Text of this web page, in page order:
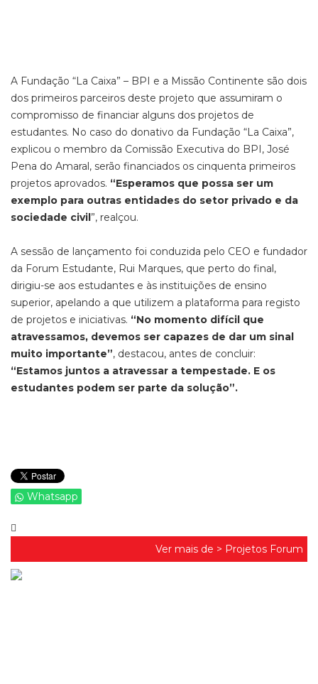
A Fundação “La Caixa” – BPI e a Missão Continente são dois
dos primeiros parceiros deste projeto que assumiram o
compromisso de financiar alguns dos projetos de
estudantes. No caso do donativo da Fundação “La Caixa”,
explicou o membro da Comissão Executiva do BPI, José
Pena do Amaral, serão financiados os cinquenta primeiros
projetos aprovados. “Esperamos que possa ser um
exemplo para outras entidades do setor privado e da
sociedade civil”, realçou.
A sessão de lançamento foi conduzida pelo CEO e fundador
da Forum Estudante, Rui Marques, que perto do final,
dirigiu-se aos estudantes e às instituições de ensino
superior, apelando a que utilizem a plataforma para registo
de projetos e iniciativas. “No momento difícil que
atravessamos, devemos ser capazes de dar um sinal
muito importante”, destacou, antes de concluir:
“Estamos juntos a atravessar a tempestade. E os
estudantes podem ser parte da solução”.
Whatsapp
Ver mais de > Projetos Forum